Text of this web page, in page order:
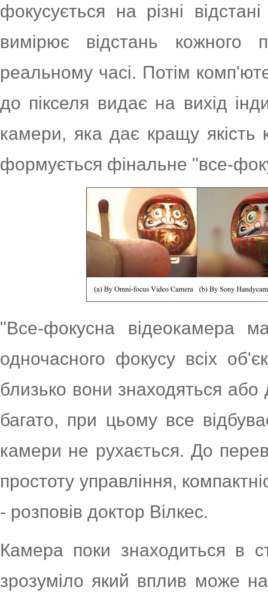
фокусується на різні
вимірює відстань кожного
реальному часі. Потім
до пікселя видає на вихід
камери, яка дає кращу якість
формується фінальне "все-
"Все-фокусна відеокамера
одночасного фокусу всіх
близько вони знаходяться або
багато, при цьому все
камери не рухається. До
простоту управління,
- розповів доктор Вілкес.
Камера поки знаходиться в
зрозуміло який вплив може